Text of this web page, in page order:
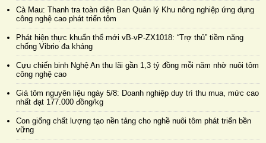
Cà Mau: Thanh tra toàn diện Ban Quản lý Khu nông nghiệp ứng dụng
công nghệ cao phát triển tôm
Phát hiện thực khuẩn thể mới vB-vP-ZX1018: “Trợ thủ” tiềm năng
chống Vibrio đa kháng
Cựu chiến binh Nghệ An thu lãi gần 1,3 tỷ đồng mỗi năm nhờ nuôi tôm
công nghệ cao
Giá tôm nguyên liệu ngày 5/8: Doanh nghiệp duy trì thu mua, mức cao
nhất đạt 177.000 đồng/kg
Con giống chất lượng tạo nền tảng cho nghề nuôi tôm phát triển bền
vững